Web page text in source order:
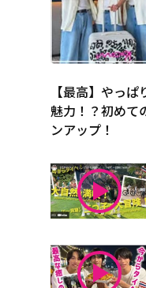
【最高】やっ
魅力！？初めて
ンアップ！